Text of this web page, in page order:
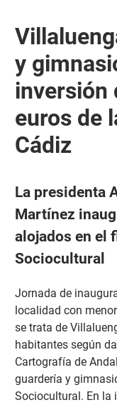
y
inversión
euros de
Cádiz
La presidenta
Martínez
alojados en el
Sociocultural
Jornada de
localidad con
se trata de
habitantes según
Cartografía de
guardería y
Sociocultural. En la